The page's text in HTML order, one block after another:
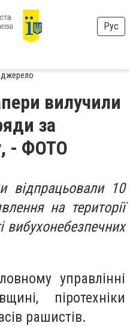
Рус
вилучили
за
- ФОТО
відпрацьовали 10
на території
вибухонебезпечних
управлінні
піротехніки
рашистів.